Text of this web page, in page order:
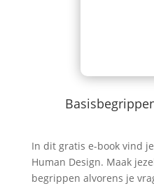
In dit gratis e-book vind
Human Design. Maak
begrippen alvorens je